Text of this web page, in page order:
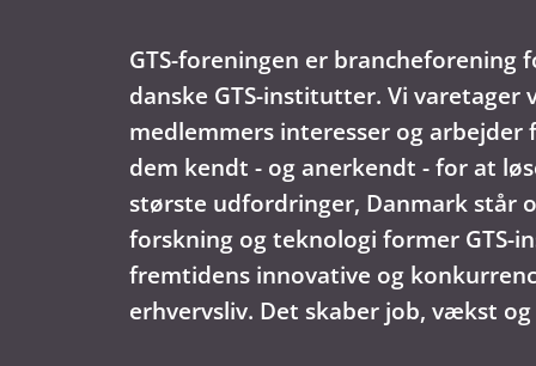
GTS-foreningen er brancheforening
danske GTS-institutter. Vi varetager
medlemmers interesser og arbejder
dem kendt - og anerkendt - for at
største udfordringer, Danmark står
forskning og teknologi former GTS-
fremtidens innovative og
erhvervsliv. Det skaber job, vækst